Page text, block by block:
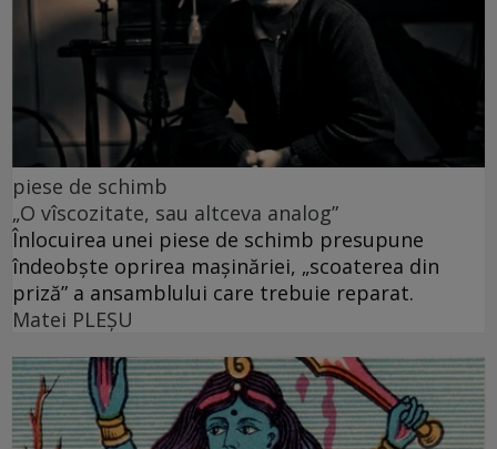
piese de schimb
„O vîscozitate, sau altceva analog”
Înlocuirea unei piese de schimb presupune
îndeobște oprirea mașinăriei, „scoaterea din
priză” a ansamblului care trebuie reparat.
Matei PLEŞU